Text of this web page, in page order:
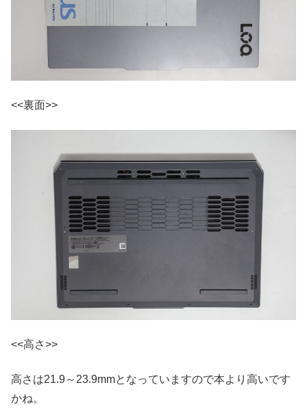
<<裏面>>
<<高さ>>
高さは21.9～23.9mmとなっていますので本より高いです
かね。